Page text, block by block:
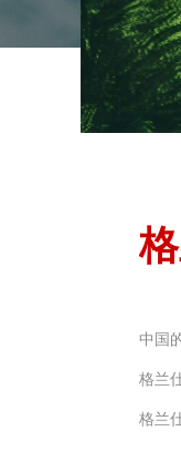
中国
格兰
格兰